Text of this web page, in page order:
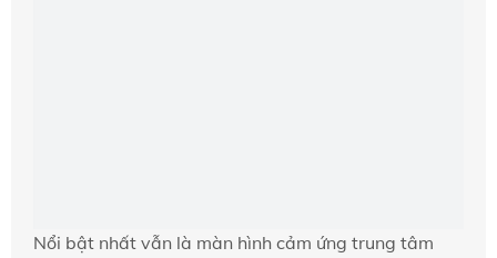
Nổi bật nhất vẫn là màn hình cảm ứng trung tâm